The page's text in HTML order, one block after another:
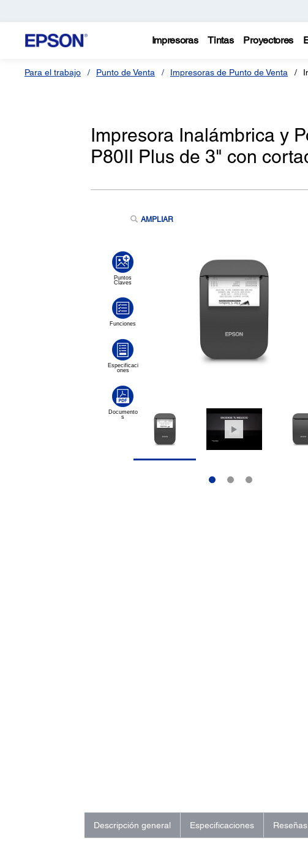
Impresoras Tintas Proyectores
Para el trabajo Punto de Venta Impresoras de Punto de Venta
Impresora Inalámbrica y
P80II Plus de 3" con
AMPLIAR
Descripción general Especificaciones Reseñas